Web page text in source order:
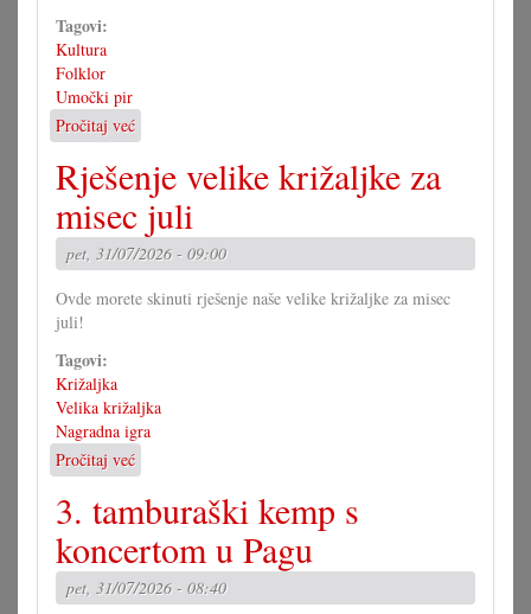
Tagovi:
Kultura
Folklor
Umočki pir
Pročitaj već
Jubilarna
predstava
umočkoga
pira
Rješenje velike križaljke za
misec juli
pet, 31/07/2026 - 09:00
Ovde morete skinuti rješenje naše velike križaljke za misec
juli!
Tagovi:
Križaljka
Velika križaljka
Nagradna igra
Pročitaj već
Rješenje
velike
križaljke
za
misec
juli
3. tamburaški kemp s
koncertom u Pagu
pet, 31/07/2026 - 08:40